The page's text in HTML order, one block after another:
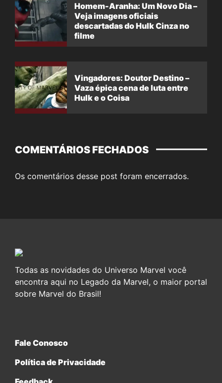
Homem-Aranha: Um Novo Dia –
Veja imagens oficiais
descartadas do Hulk Cinza no
filme
Vingadores: Doutor Destino –
Vaza épica cena de luta entre
Hulk e o Coisa
COMENTÁRIOS FECHADOS
Os comentários desse post foram encerrados.
Todas as novidades do Universo Marvel você
encontra aqui no Legado da Marvel, o maior portal
sobre Marvel do Brasil!
Fale Conosco
Política de Privacidade